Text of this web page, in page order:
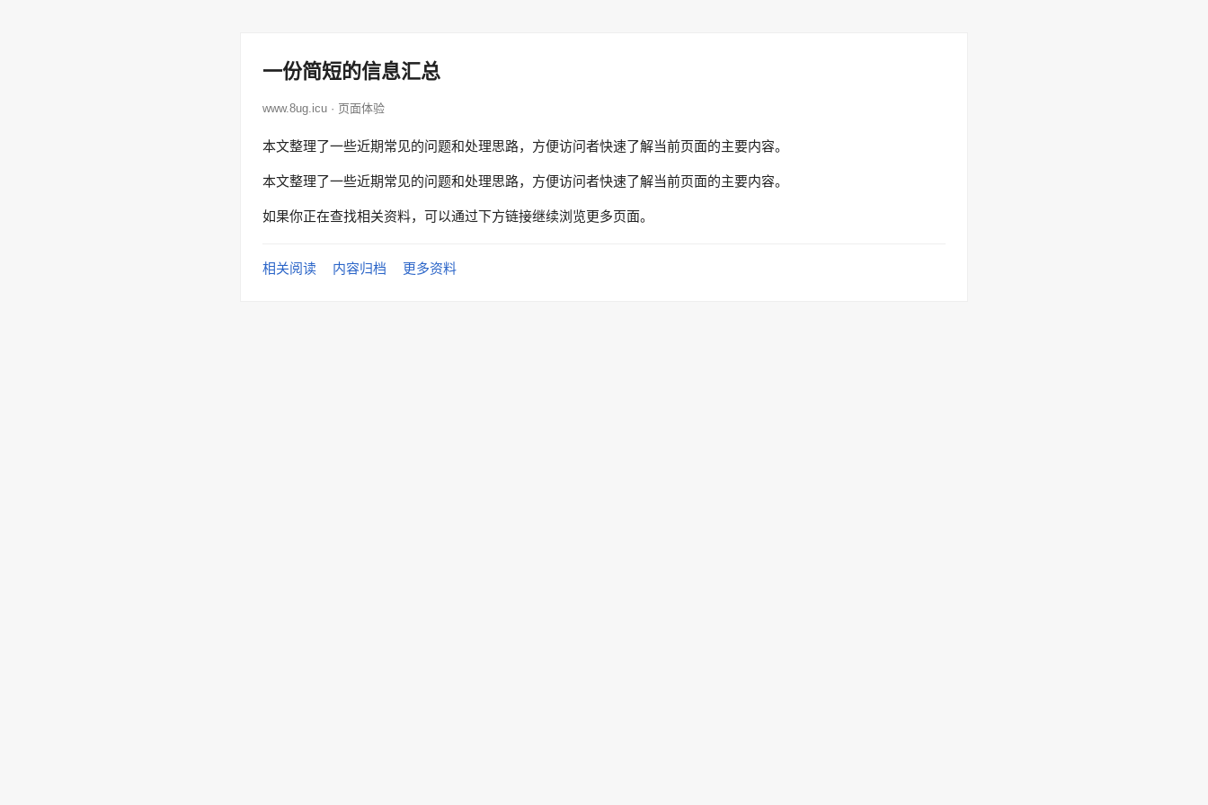
一份简短的信息汇总
www.8ug.icu · 页面体验
本文整理了一些近期常见的问题和处理思路，方便访问者快速了解当前页面的主要内容。
本文整理了一些近期常见的问题和处理思路，方便访问者快速了解当前页面的主要内容。
如果你正在查找相关资料，可以通过下方链接继续浏览更多页面。
相关阅读 内容归档 更多资料